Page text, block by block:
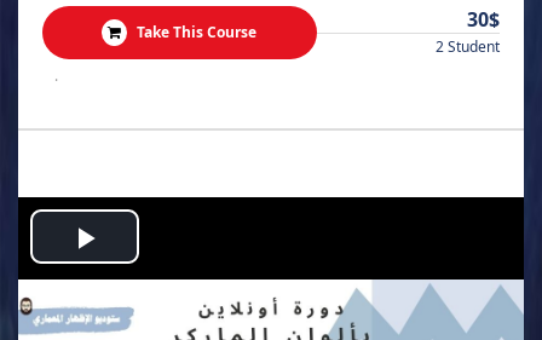
Take This Course 30$
2 Student
.
Play
Video